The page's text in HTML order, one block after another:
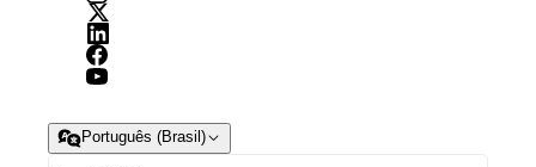
Português (Brasil)